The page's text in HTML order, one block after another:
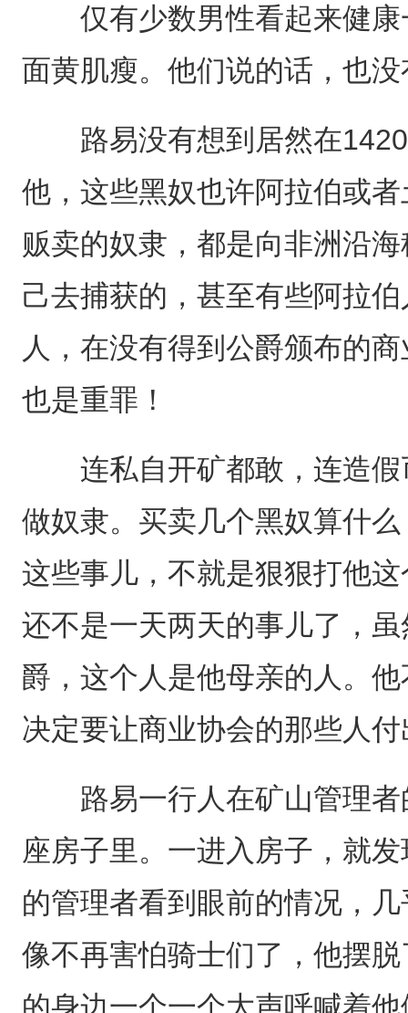
仅有少数男性看起来健康
面黄肌瘦。他们说的话，也
路易没有想到居然在1420
他，这些黑奴也许阿拉伯或
贩卖的奴隶，都是向非洲沿
己去捕获的，甚至有些阿拉
人，在没有得到公爵颁布的
也是重罪！
连私自开矿都敢，连造假
做奴隶。买卖几个黑奴算什
这些事儿，不就是狠狠打他
还不是一天两天的事儿了，
爵，这个人是他母亲的人。
决定要让商业协会的那些人
路易一行人在矿山管理者
座房子里。一进入房子，就
的管理者看到眼前的情况，
像不再害怕骑士们了，他摆